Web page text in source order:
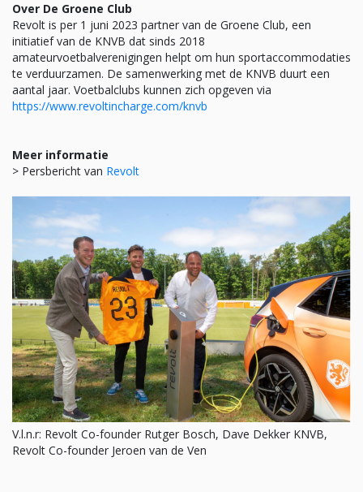
Over De Groene Club
Revolt is per 1 juni 2023 partner van de Groene Club, een
initiatief van de KNVB dat sinds 2018
amateurvoetbalverenigingen helpt om hun sportaccommodaties
te verduurzamen. De samenwerking met de KNVB duurt een
aantal jaar. Voetbalclubs kunnen zich opgeven via
https://www.revoltincharge.com/knvb
Meer informatie
> Persbericht van Revolt
V.l.n.r: Revolt Co-founder Rutger Bosch, Dave Dekker KNVB,
Revolt Co-founder Jeroen van de Ven